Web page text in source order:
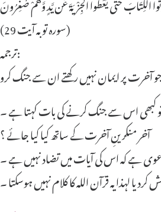
(سورہ توبہ آیت 29)
ترجمہ:
جو آخرت پر ایمان نہیں رکھتے ان سے جنگ کرو
تو کبھی اس سے جنگ کرنے کی بات کہتا ہے ۔
آخر منکرینِ آخرت کے ساتھ کیا کیا جائے ؟
ہے کہ اس کی آیات میں تضاد نہیں ہے ۔
کردیا لہذا یہ قرآن اللہ کا کلام نہیں ہوسکتا ۔